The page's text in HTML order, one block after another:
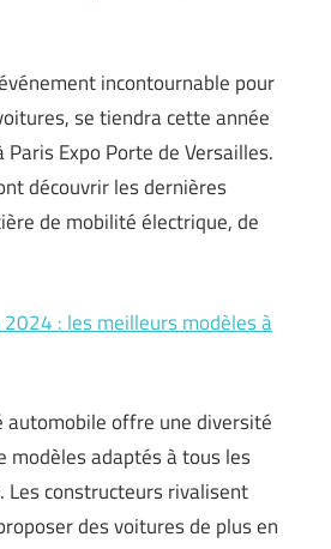
incontournable pour
se tiendra cette année
Expo Porte de Versailles.
découvrir les dernières
de mobilité électrique, de
: les meilleurs modèles à
automobile offre une diversité
modèles adaptés à tous les
Les constructeurs rivalisent
des voitures de plus en